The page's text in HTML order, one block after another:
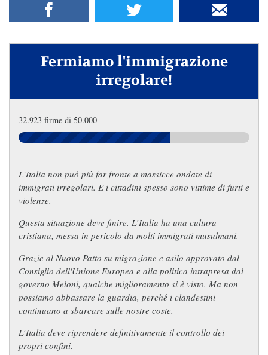
Fermiamo l'immigrazione
irregolare!
32.923 firme di 50.000
L’Italia non può più far fronte a massicce ondate di
immigrati irregolari. E i cittadini spesso sono vittime di furti e
violenze.
Questa situazione deve finire. L’Italia ha una cultura
cristiana, messa in pericolo da molti immigrati musulmani.
Grazie al Nuovo Patto su migrazione e asilo approvato dal
Consiglio dell'Unione Europea e alla politica intrapresa dal
governo Meloni, qualche miglioramento si è visto. Ma non
possiamo abbassare la guardia, perché i clandestini
continuano a sbarcare sulle nostre coste.
L’Italia deve riprendere definitivamente il controllo dei
propri confini.